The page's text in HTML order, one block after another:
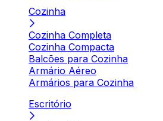
Cozinha
Cozinha Completa
Cozinha Compacta
Balcões para Cozinha
Armário Aéreo
Armários para Cozinha
Escritório